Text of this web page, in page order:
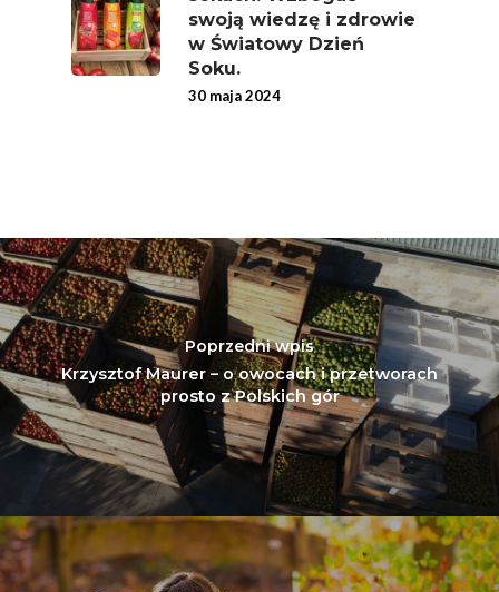
swoją wiedzę i zdrowie
w Światowy Dzień
Soku.
30 maja 2024
Poprzedni wpis
Krzysztof Maurer – o owocach i przetworach
prosto z Polskich gór
Super Moce
Badania